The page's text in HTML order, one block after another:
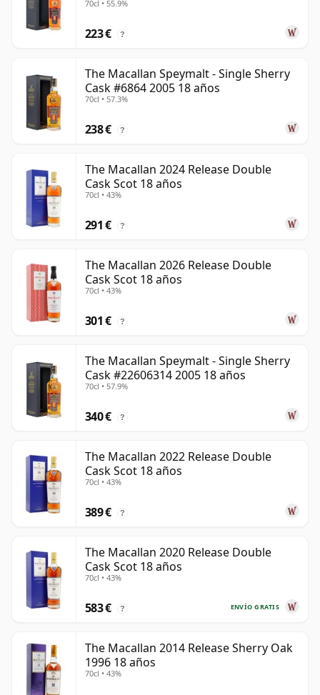
70cl • 55.9%
223 € ?
The Macallan Speymalt - Single Sherry
Cask #6864 2005 18 años
70cl • 57.3%
238 € ?
The Macallan 2024 Release Double
Cask Scot 18 años
70cl • 43%
291 € ?
The Macallan 2026 Release Double
Cask Scot 18 años
70cl • 43%
301 € ?
The Macallan Speymalt - Single Sherry
Cask #22606314 2005 18 años
70cl • 57.9%
340 € ?
The Macallan 2022 Release Double
Cask Scot 18 años
70cl • 43%
389 € ?
The Macallan 2020 Release Double
Cask Scot 18 años
70cl • 43%
ENVÍO GRATIS
583 € ?
The Macallan 2014 Release Sherry Oak
1996 18 años
70cl • 43%